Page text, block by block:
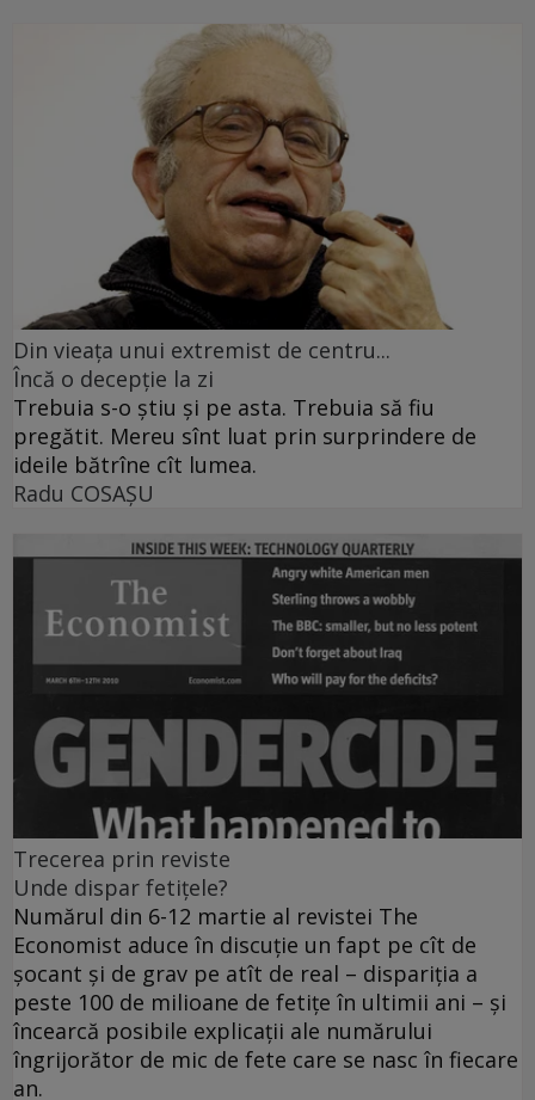
Din vieaţa unui extremist de centru...
Încă o decepţie la zi
Trebuia s-o ştiu şi pe asta. Trebuia să fiu
pregătit. Mereu sînt luat prin surprindere de
ideile bătrîne cît lumea.
Radu COSAŞU
Trecerea prin reviste
Unde dispar fetiţele?
Numărul din 6-12 martie al revistei The
Economist aduce în discuţie un fapt pe cît de
şocant şi de grav pe atît de real – dispariţia a
peste 100 de milioane de fetiţe în ultimii ani – şi
încearcă posibile explicaţii ale numărului
îngrijorător de mic de fete care se nasc în fiecare
an.